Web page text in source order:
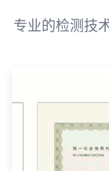
专业的检测技